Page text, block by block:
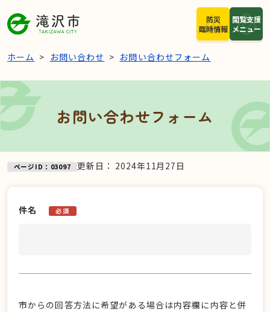
閲覧支援
メニュー
防災
臨時情報
ホーム お問い合わせ お問い合わせフォーム
お問い合わせフォーム
ページID：03097 更新日： 2024年11月27日
件名 必須
市からの回答方法に希望がある場合は内容欄に内容と併